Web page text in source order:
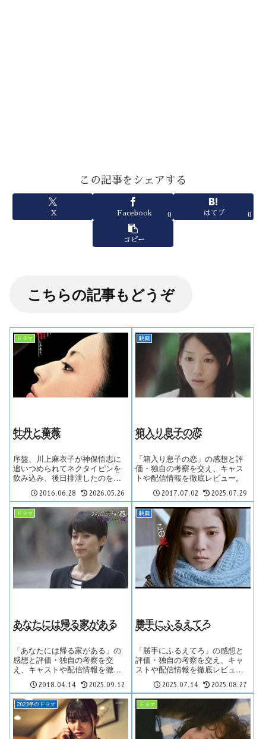
この記事をシェアする
X Facebook 0 はてブ 0
コピー
こちらの記事もどうぞ
ドラマ
牡丹と薔薇
序盤、川上麻衣子が神保悟志に
追いつめられてネクタイピンを
飲み込み、後日排泄したのを
「私が産んだ」と主張するくだ
りで、すでに本作は正常の閾値
を超えた。
2016.06.28 2026.05.26
映画
箱入り息子の恋
「箱入り息子の恋」の感想と評
価・独自の考察を交え、キャス
トや配信情報を徹底レビュー。
2017.07.02 2025.07.29
ドラマ
あなたには帰る家がある
「あなたには帰る家がある」の
感想と評価・独自の考察を交
え、キャストや配信情報を徹底
2018.04.14 2025.09.12
映画
勝手にふるえてろ
「勝手にふるえてろ」の感想と
評価・独自の考察を交え、キャ
ストや配信情報を徹底レビュ
2025.07.14 2025.08.27
2023年のドラマ ドラマ